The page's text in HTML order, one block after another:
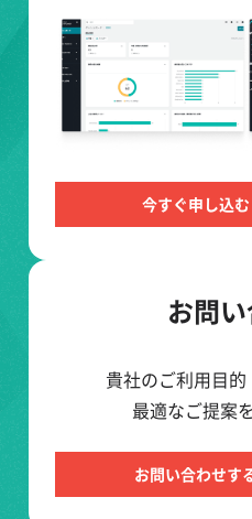
今すぐ申し込む
お問
貴社のご利用目
最適なご提案
お問い合わせす